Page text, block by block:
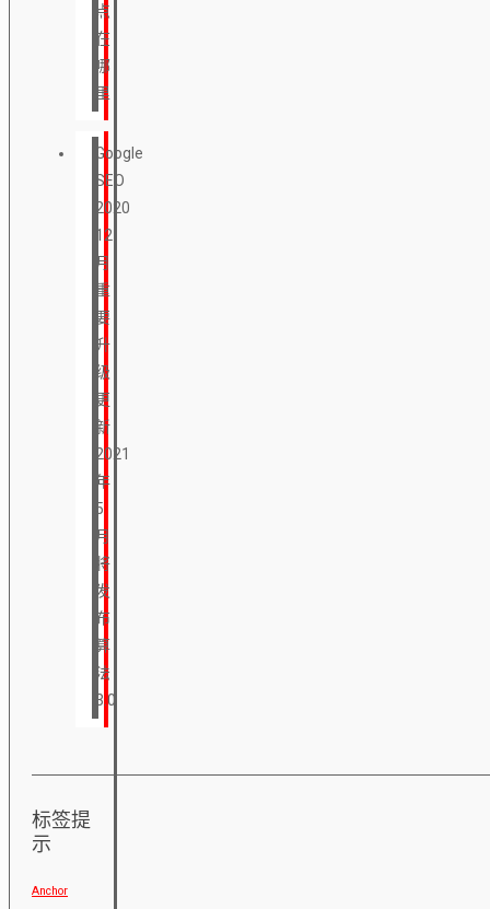
点
在
哪
里
Google
SEO
2020
12
月
重
要
升
级
更
新
2021
年
5
月
将
发
布
算
法
3.0
标签提
示
Anchor